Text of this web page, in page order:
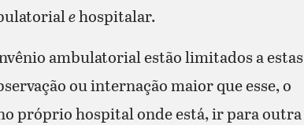
ehospitalar.
ambulatorial estão limitados a estas
ou internação maior que esse, o
próprio hospital onde está, ir para outra